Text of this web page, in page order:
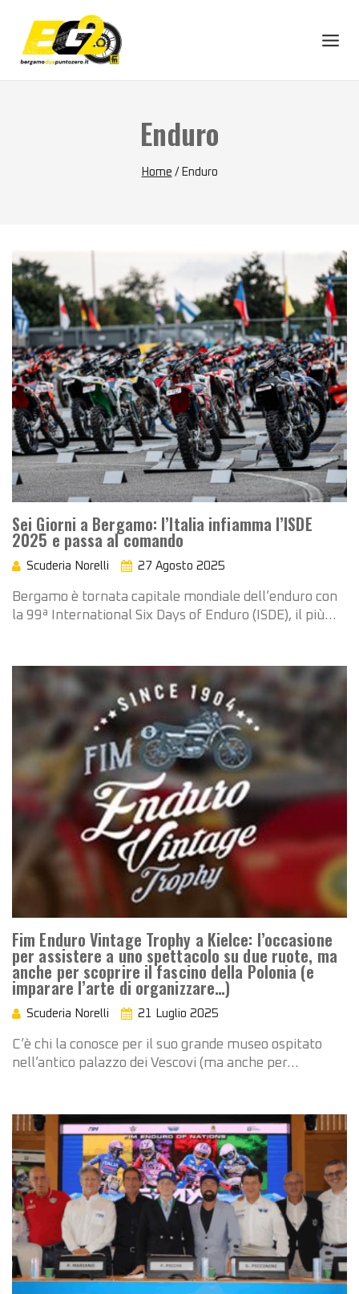
content
Enduro
Home / Enduro
Sei Giorni a Bergamo: l’Italia infiamma l’ISDE
2025 e passa al comando
Scuderia Norelli 27 Agosto 2025
Bergamo è tornata capitale mondiale dell’enduro con
la 99ª International Six Days of Enduro (ISDE), il più…
Fim Enduro Vintage Trophy a Kielce: l’occasione
per assistere a uno spettacolo su due ruote, ma
anche per scoprire il fascino della Polonia (e
imparare l’arte di organizzare…)
Scuderia Norelli 21 Luglio 2025
C’è chi la conosce per il suo grande museo ospitato
nell’antico palazzo dei Vescovi (ma anche per…